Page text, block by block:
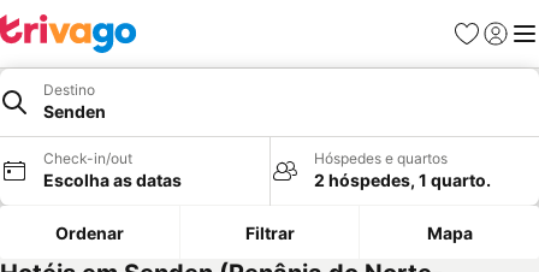
Favoritos
Iniciar
Destino
Senden
Check-in/out
Escolha as datas
Hóspedes e quartos
2 hóspedes, 1 quarto.
Ordenar Filtrar Mapa